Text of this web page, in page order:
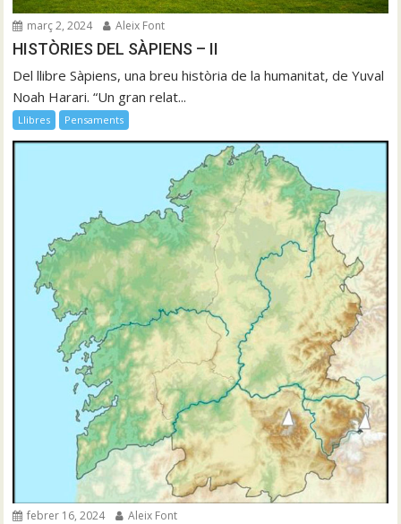
març 2, 2024 Aleix Font
HISTÒRIES DEL SÀPIENS – II
Del llibre Sàpiens, una breu història de la humanitat, de Yuval
Noah Harari. “Un gran relat...
Llibres Pensaments
febrer 16, 2024 Aleix Font